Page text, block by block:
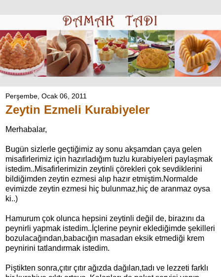
Perşembe, Ocak 06, 2011
Zeytin Ezmeli Kurabiyeler
Merhabalar,
Bugün sizlerle geçtiğimiz ay sonu akşamdan çaya gelen
misafirlerimiz için hazırladığım tuzlu kurabiyeleri paylaşmak
istedim..Misafirlerimizin zeytinli çörekleri çok sevdiklerini
bildiğimden zeytin ezmesi alıp hazır etmiştim.Normalde
evimizde zeytin ezmesi hiç bulunmaz,hiç de aranmaz oysa
ki..)
Hamurum çok olunca hepsini zeytinli değil de, birazını da
peynirli yapmak istedim..İçlerine peynir eklediğimde şekilleri
bozulacağından,babacığın masadan eksik etmediği krem
peynirini tatlandırmak istedim.
Piştikten sonra,çıtır çıtır ağızda dağılan,tadı ve lezzeti farklı